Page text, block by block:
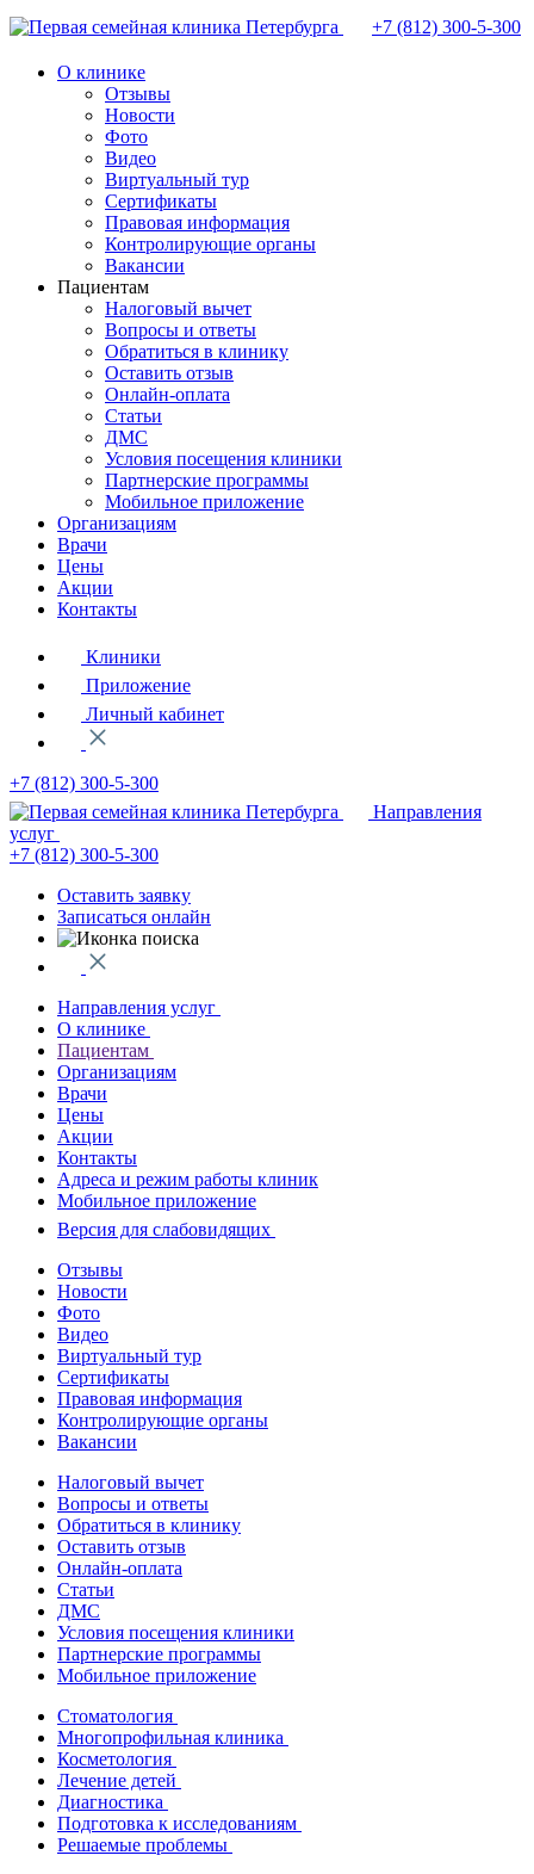
+7 (812) 300-5-300
О клинике
Отзывы
Новости
Фото
Видео
Виртуальный тур
Сертификаты
Правовая информация
Контролирующие органы
Вакансии
Пациентам
Налоговый вычет
Вопросы и ответы
Обратиться в клинику
Оставить отзыв
Онлайн-оплата
Статьи
ДМС
Условия посещения клиники
Партнерские программы
Мобильное приложение
Организациям
Врачи
Цены
Акции
Контакты
Клиники
Приложение
Личный кабинет
+7 (812) 300-5-300
Направления
услуг
+7 (812) 300-5-300
Оставить заявку
Записаться онлайн
Направления услуг
О клинике
Пациентам
Организациям
Врачи
Цены
Акции
Контакты
Адреса и режим работы клиник
Мобильное приложение
Версия для слабовидящих
Отзывы
Новости
Фото
Видео
Виртуальный тур
Сертификаты
Правовая информация
Контролирующие органы
Вакансии
Налоговый вычет
Вопросы и ответы
Обратиться в клинику
Оставить отзыв
Онлайн-оплата
Статьи
ДМС
Условия посещения клиники
Партнерские программы
Мобильное приложение
Стоматология
Многопрофильная клиника
Косметология
Лечение детей
Диагностика
Подготовка к исследованиям
Решаемые проблемы